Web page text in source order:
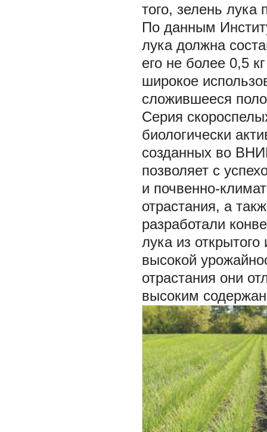
того, зелень лука
По данным
лука должна
его не более 0,5
широкое
сложившееся
Серия
биологически
созданных во
позволяет с
и почвенно-
отрастания, а
разработали
лука из
высокой
отрастания они
высоким